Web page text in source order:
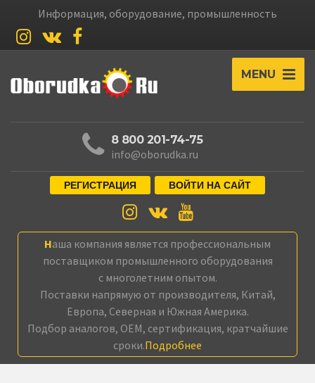
Информация, оборудование, промышленность
MENU
8 800 201-74-75
info@oborudka.ru
РЕГИСТРАЦИЯ ВОЙТИ НА САЙТ
Наша компания является профессиональным
поставщиком промышленного оборудования
с многолетним опытом.
Поставки напрямую от производителя, Китай,
Европа, Северная и Южная Америка.
Подбор аналогов, OEM, сертификация, кратчайшие
сроки.Подробнее